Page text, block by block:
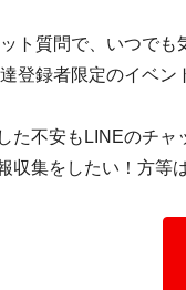
ト質問で、いつでも
登録者限定のイベン
た不安もLINEのチャ
収集をしたい！方等